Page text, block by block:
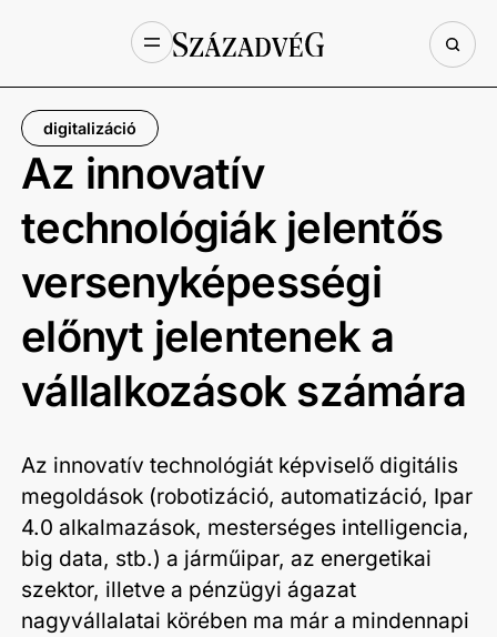
digitalizáció
Az innovatív
technológiák jelentős
versenyképességi
előnyt jelentenek a
vállalkozások számára
Az innovatív technológiát képviselő digitális
megoldások (robotizáció, automatizáció, Ipar
4.0 alkalmazások, mesterséges intelligencia,
big data, stb.) a járműipar, az energetikai
szektor, illetve a pénzügyi ágazat
nagyvállalatai körében ma már a mindennapi